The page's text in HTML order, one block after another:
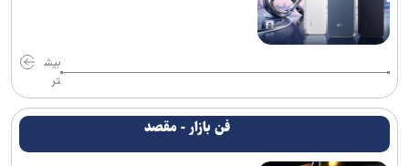
بیش
تر
فن بازار - مقصد